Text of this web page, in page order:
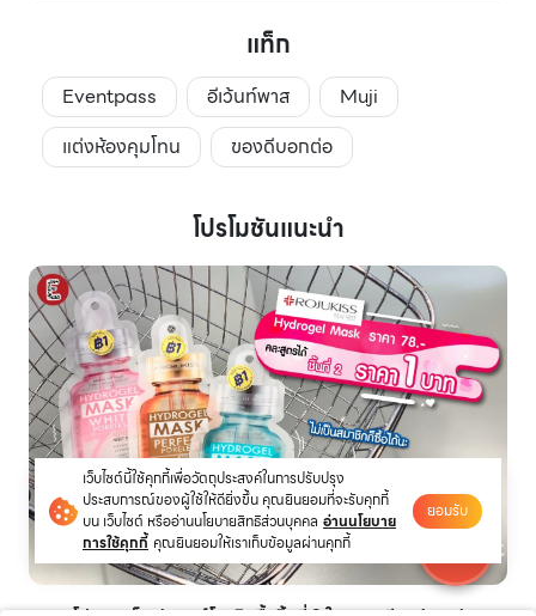
แท็ก
Eventpass อีเว้นท์พาส
Muji
แต่งห้องคุมโทน
ของดีบอกต่อ
โปรโมชันแนะนำ
เว็บไซต์นี้ใช้คุกกี้เพื่อวัตถุประสงค์ในการปรับปรุง
ประสบการณ์ของผู้ใช้ให้ดียิ่งขึ้น คุณยินยอมที่จะรับคุกกี้
บน เว็บไซต์ หรืออ่านนโยบายสิทธิส่วนบุคคล อ่านนโยบาย
การใช้คุกกี้ คุณยินยอมให้เราเก็บข้อมูลผ่านคุกกี้
ยอมรับ